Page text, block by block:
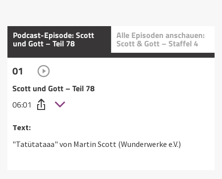
Podcast-Episode: Scott
und Gott – Teil 78
Alle Episoden anschauen:
Scott & Gott – Staffel 4
01
Scott und Gott – Teil 78
06:01
Text:
"Tatütataaa" von Martin Scott (Wunderwerke e.V.)